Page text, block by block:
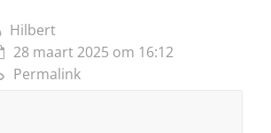
Hilbert
28 maart 2025 om 16:12
Permalink